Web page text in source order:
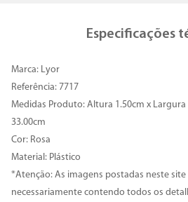
Especificações
Marca: Lyor
Referência: 7717
Medidas Produto: Altura 1.50cm x
33.00cm
Cor: Rosa
Material: Plástico
*Atenção: As imagens postadas neste
necessariamente contendo todos os